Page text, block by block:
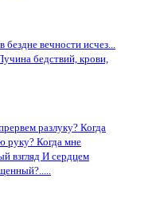
вечности исчез...
бедствий, крови,
разлуку? Когда
руку? Когда мне
взгляд И сердцем